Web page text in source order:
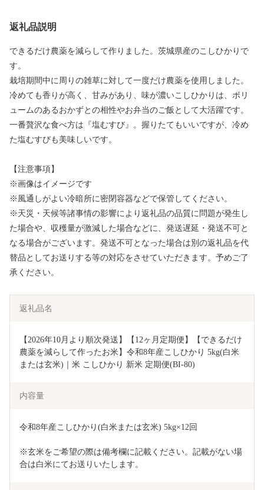
返礼品説明
できるだけ農薬を減らして作りました。茨城県産のこしひかりで
す。
栽培期間中に周りの雑草に対して一度だけ農薬を使用しました。
冷めても香りが高く、甘みがあり、味が濃いこしひかりは、ボリ
ュームのあるおかずとの相性やお弁当のご飯として大活躍です。
一番贅沢な食べ方は『塩むすび』。握りたてもいいですが、冷め
た塩むすびも美味しいです。
【注意事項】
※画像はイメージです
※風通しがよい冷暗所に密閉容器などで保管してください。
※天災・天候等諸事情の影響により返礼品の品質に問題が発生し
た場合や、収穫量が激減した場合などに、発送遅延・発送不可と
なる場合がございます。発送不可となった場合は別の返礼品を代
替品としてお送りする等の対応をさせていただきます。予めご了
承ください。
返礼品名
【2026年10月より順次発送】【12ヶ月定期便】【できるだけ
農薬を減らして作ったお米】令和8年産こしひかり 5kg(白米
または玄米)｜米 こしひかり 新米 定期便(BI-80)
内容量
令和8年産こしひかり(白米または玄米) 5kg×12回
※玄米をご希望の際は備考欄に記載ください。記載がない場
合は白米にてお送りいたします。